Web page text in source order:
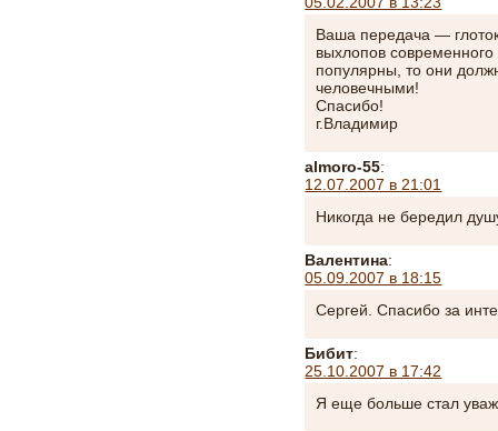
Ваша передача —
выхлопов современного
популярны, то они
человечными!
Спасибо!
г.Владимир
almoro-55:
12.07.2007 в 21:01
Никогда не бередил
Валентина:
05.09.2007 в 18:15
Сергей. Спасибо за
Бибит:
25.10.2007 в 17:42
Я еще больше стал